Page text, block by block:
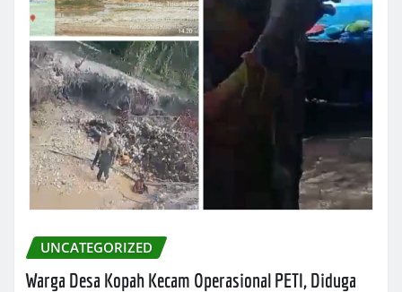
UNCATEGORIZED
Warga Desa Kopah Kecam Operasional PETI, Diduga